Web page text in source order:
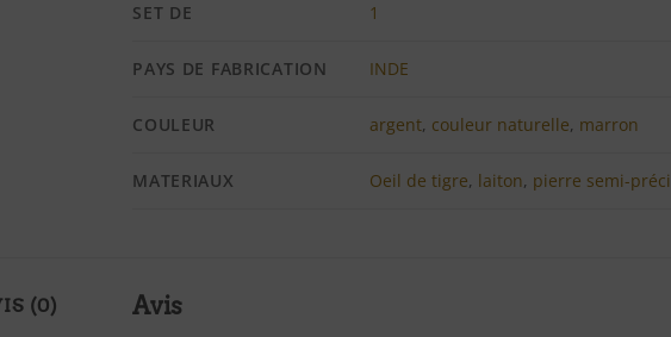
SET DE
1
PAYS DE FABRICATION INDE
COULEUR argent, couleur naturelle, marron
MATERIAUX Oeil de tigre, laiton, pierre semi-
(0) Avis